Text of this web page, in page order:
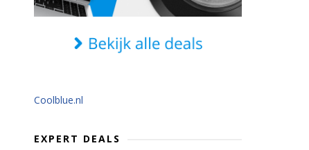
Coolblue.nl
EXPERT DEALS